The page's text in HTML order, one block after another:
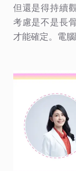
但還是得持續
考慮是不是長
才能確定。電